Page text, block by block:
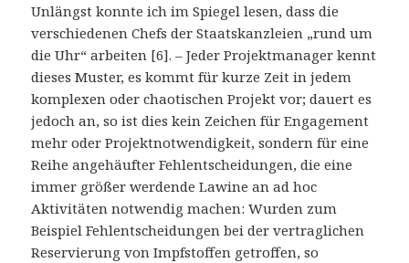
Unlängst konnte ich im Spiegel lesen, dass die
verschiedenen Chefs der Staatskanzleien „rund um
die Uhr“ arbeiten [6]. – Jeder Projektmanager kennt
dieses Muster, es kommt für kurze Zeit in jedem
komplexen oder chaotischen Projekt vor; dauert es
jedoch an, so ist dies kein Zeichen für Engagement
mehr oder Projektnotwendigkeit, sondern für eine
Reihe angehäufter Fehlentscheidungen, die eine
immer größer werdende Lawine an ad hoc
Aktivitäten notwendig machen: Wurden zum
Beispiel Fehlentscheidungen bei der vertraglichen
Reservierung von Impfstoffen getroffen, so